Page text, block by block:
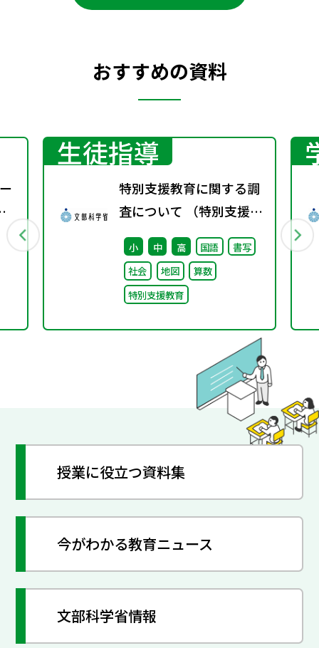
おすすめの資料
生徒指導
特別支援教育に関する調
査について （特別支援教
育体制整備状況調査、通
級による指導実施状況調
査）
小 中 高 国語
書写
社会
地図
算数
特別支援教育
授業に役立つ資料集
今がわかる教育ニュース
文部科学省情報